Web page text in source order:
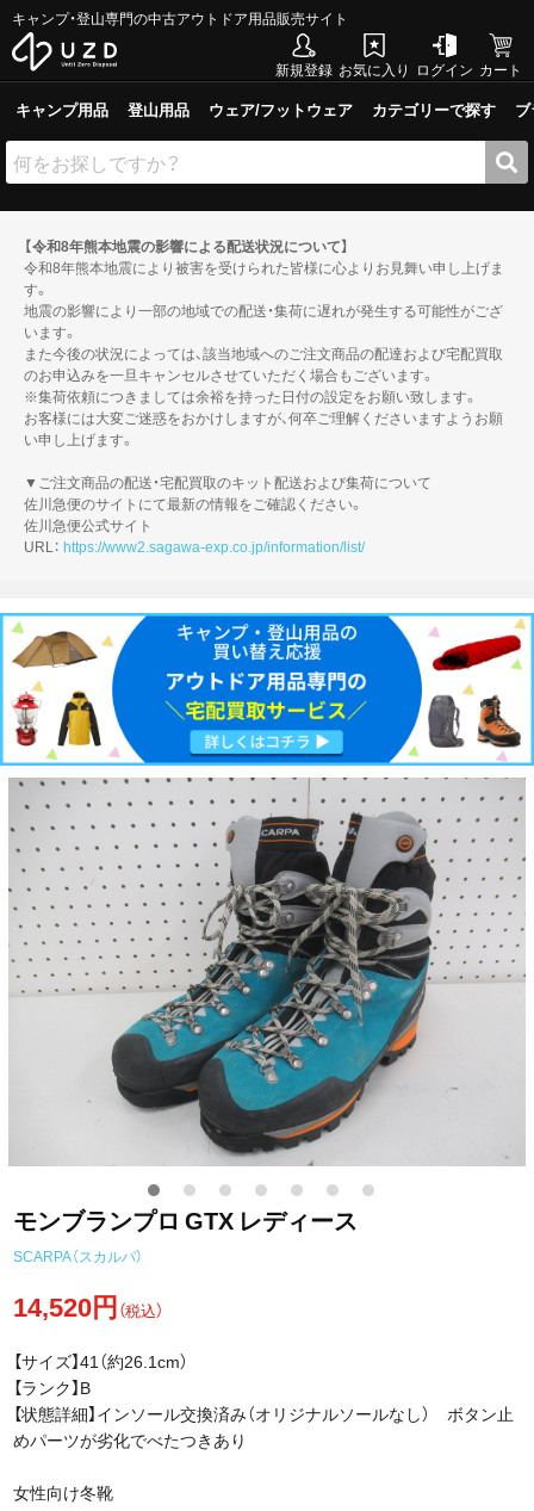
キャンプ・登山専門の中古アウトドア用品販売サイト
新規登録 お気に入り ログイン カート
キャンプ用品 登山用品 ウェア/フットウェア カテゴリーで探す
【令和8年熊本地震の影響による配送状況について】
令和8年熊本地震により被害を受けられた皆様に心よりお見舞い申し上げま
す。
地震の影響により一部の地域での配送・集荷に遅れが発生する可能性がござ
います。
また今後の状況によっては、該当地域へのご注文商品の配達および宅配買取
のお申込みを一旦キャンセルさせていただく場合もございます。
※集荷依頼につきましては余裕を持った日付の設定をお願い致します。
お客様には大変ご迷惑をおかけしますが、何卒ご理解くださいますようお願
い申し上げます。
▼ご注文商品の配送・宅配買取のキット配送および集荷について
佐川急便のサイトにて最新の情報をご確認ください。
佐川急便公式サイト
URL： https://www2.sagawa-exp.co.jp/information/list/
モンブランプロ GTX レディース
SCARPA（スカルパ）
14,520円（税込）
【サイズ】41（約26.1cm）
【ランク】B
【状態詳細】インソール交換済み（オリジナルソールなし） ボタン止
めパーツが劣化でべたつきあり
女性向け冬靴